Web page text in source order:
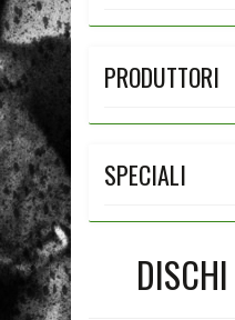
PRODUTTORI
SPECIALI
DISCHI